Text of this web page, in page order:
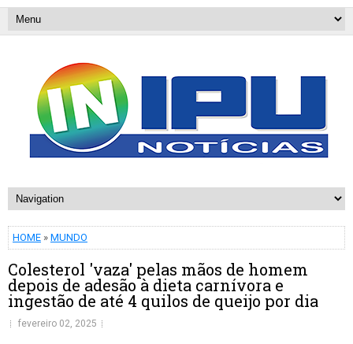
HOME » MUNDO
Colesterol 'vaza' pelas mãos de homem
depois de adesão à dieta carnívora e
ingestão de até 4 quilos de queijo por dia
fevereiro 02, 2025